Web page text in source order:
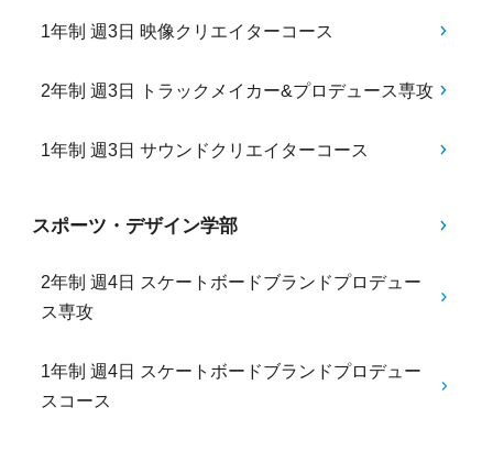
1年制 週3日 映像クリエイターコース
2年制 週3日 トラックメイカー&プロデュース専攻
1年制 週3日 サウンドクリエイターコース
スポーツ・デザイン学部
2年制 週4日 スケートボードブランドプロデュー
ス専攻
1年制 週4日 スケートボードブランドプロデュー
スコース